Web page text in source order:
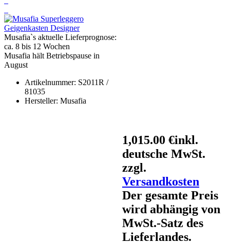
Musafia`s aktuelle Lieferprognose:
ca. 8 bis 12 Wochen
Musafia hält Betriebspause in
August
Artikelnummer: S2011R /
81035
Hersteller: Musafia
1,015.00 €inkl.
deutsche MwSt.
zzgl.
Versandkosten
Der gesamte Preis
wird abhängig von
MwSt.-Satz des
Lieferlandes.